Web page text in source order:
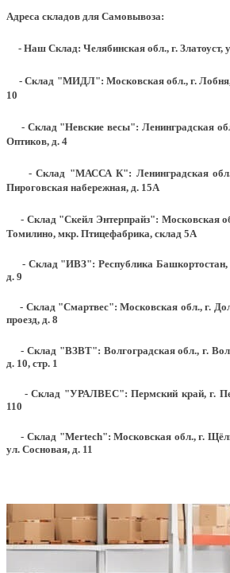
Адреса складов для Самовывоза:
- Наш Склад: Челябинская обл., г. Златоуст,
- Склад "МИДЛ": Московская обл., г. Лобня,
10
- Склад "Невские весы": Ленинградская
Оптиков, д. 4
- Склад "МАССА К": Ленинградская обл.,
Пироговская набережная, д. 15А
- Склад "Скейл Энтерпрайз": Московская
Томилино, мкр. Птицефабрика, склад 5А
- Склад "ИВЗ": Республика Башкортостан,
д. 9
- Склад "Смартвес":Московская обл., г.
проезд, д. 8
- Склад "ВЗВТ": Волгоградская обл., г.
д. 10, стр. 1
- Склад "УРАЛВЕС": Пермский край, г.
110
- Склад "Mertech": Московская обл., г.
ул. Сосновая, д. 11